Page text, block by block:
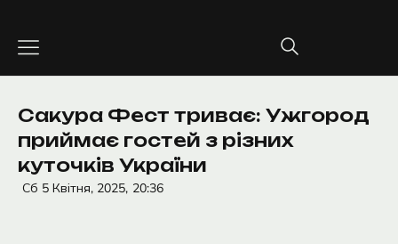
вмісту
Сакура Фест триває: Ужгород
приймає гостей з різних
куточків України
Сб 5 Квітня, 2025, 20:36